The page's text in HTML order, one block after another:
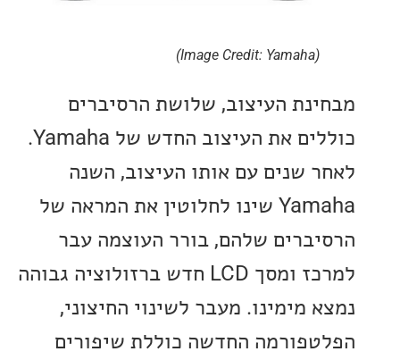
העיצוב, שלושת הרסיברים
כוללים את העיצוב החדש של Yamaha.
שנים עם אותו העיצוב, השנה
Yamaha שינו לחלוטין את המראה של
שלהם, בורר העוצמה עבר
למרכז ומסך LCD חדש ברזולוציה גבוהה
מימינו. מעבר לשינוי החיצוני,
החדשה כוללת שיפורים